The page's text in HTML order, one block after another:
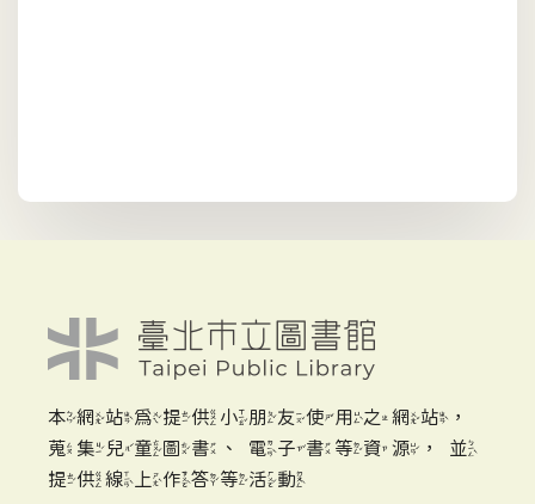
本網站為提供小朋友使用之網站，
蒐集兒童圖書、電子書等資源，並
提供線上作答等活動